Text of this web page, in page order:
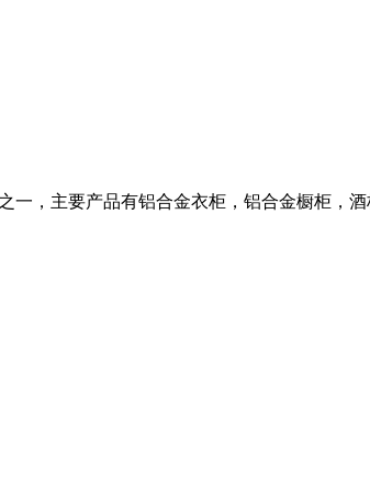
，主要产品有铝合金衣柜，铝合金橱柜，